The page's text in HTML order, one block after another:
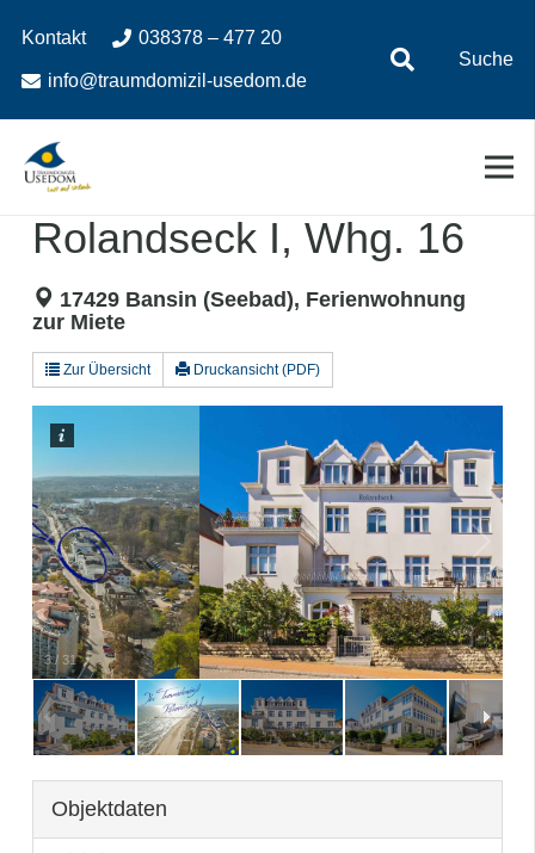
Inhalt
springen
Navigation
springen
Kontakt 038378 – 477 20
info@traumdomizil-usedom.de
Suche
Rolandseck I, Whg. 16
17429 Bansin (Seebad), Ferienwohnung
zur Miete
Zur Übersicht Druckansicht (PDF)
3/ 31
Objektdaten